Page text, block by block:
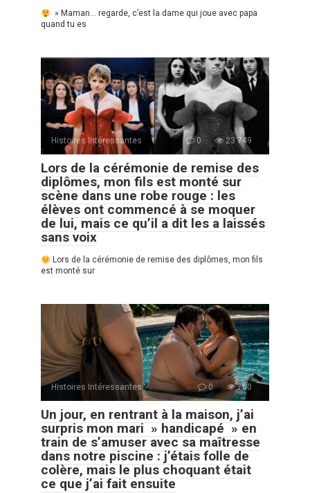
» Maman… regarde, c’est la dame qui joue avec papa
quand tu es
Histoires Intéressantes 0 23 749
Lors de la cérémonie de remise des
diplômes, mon fils est monté sur
scène dans une robe rouge : les
élèves ont commencé à se moquer
de lui, mais ce qu’il a dit les a laissés
sans voix
Lors de la cérémonie de remise des diplômes, mon fils
est monté sur
Histoires Intéressantes 0 760
Un jour, en rentrant à la maison, j’ai
surpris mon mari » handicapé » en
train de s’amuser avec sa maîtresse
dans notre piscine : j’étais folle de
colère, mais le plus choquant était
ce que j’ai fait ensuite